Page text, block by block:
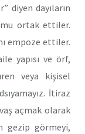
diyen dayıların
ortak ettiler.
empoze ettiler.
yapısı ve örf,
veya kişisel
İtiraz
açmak olarak
gezip görmeyi,